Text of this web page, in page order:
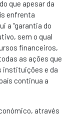
que apesar da
enfrenta
a “garantia do
sem o qual
financeiros,
as ações que
instituições e da
continua a
através